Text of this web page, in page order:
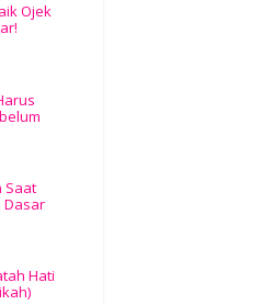
Ojek
Saat
Dasar
Hati